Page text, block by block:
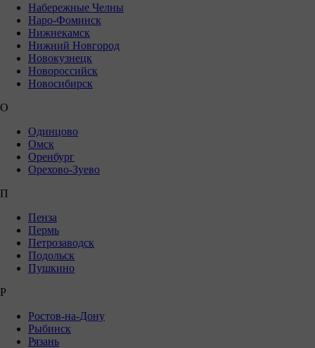
Набережные Челны
Наро-Фоминск
Нижнекамск
Нижний Новгород
Новокузнецк
Новороссийск
Новосибирск
О
Одинцово
Омск
Оренбург
Орехово-Зуево
П
Пенза
Пермь
Петрозаводск
Подольск
Пушкино
Р
Ростов-на-Дону
Рыбинск
Рязань